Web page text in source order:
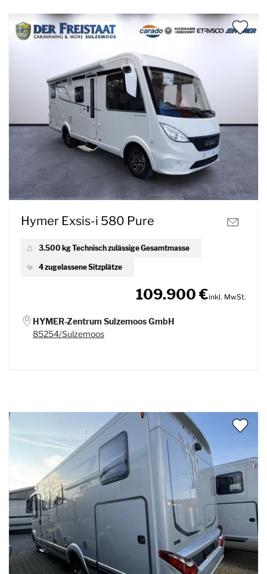
Hymer Exsis-i 580 Pure
3.500 kg Technisch zulässige Gesamtmasse
4 zugelassene Sitzplätze
inkl. MwSt.
109.900 €
HYMER-Zentrum Sulzemoos GmbH
85254/Sulzemoos